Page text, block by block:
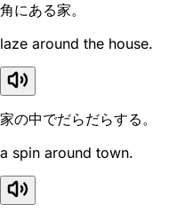
角にある家。
laze around the house.
家の中でだらだらする。
a spin around town.